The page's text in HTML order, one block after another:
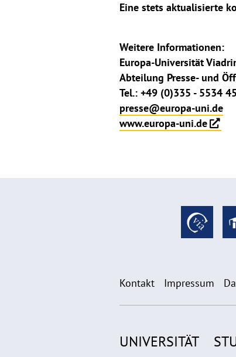
Eine stets aktualisierte
Weitere Informationen:
Europa-Universität
Abteilung Presse- und
Tel.: +49 (0)335 - 5534
presse@europa-uni.de
www.europa-uni.de
Kontakt Impressum
UNIVERSITÄT